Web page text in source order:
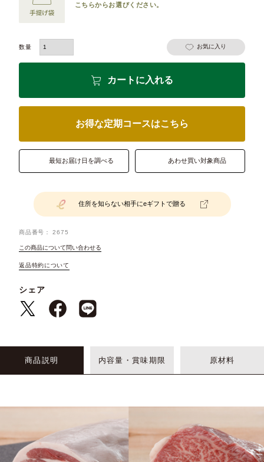
こちらからお選びください。
お気に入り
カートに入れる
お得な定期コースはこちら
最短お届け日を調べる あわせ買い対象商品
住所を知らない相手にeギフトで贈る
商品番号 2675
この商品について問い合わせる
返品特約について
シェア
商品説明 内容量・賞味期限 原材料